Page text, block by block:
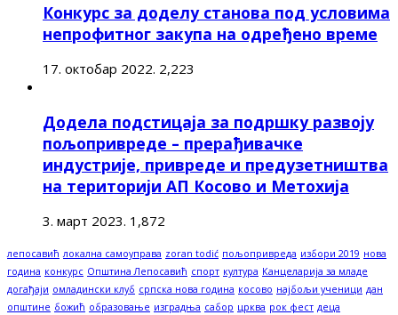
Конкурс за доделу станова под условима
непрофитног закупа на одређено време
17. октобар 2022. 2,223
Додела подстицаја за подршку развоју
пољопривреде – прерађивачке
индустрије, привреде и предузетништва
на територији АП Косово и Метохија
3. март 2023. 1,872
лепосавић локална самоуправа zoran todić пољопривреда избори 2019 нова
година конкурс Општина Лепосавић спорт култура Канцеларија за младе
догађаји омладински клуб српска нова година косово најбољи ученици дан
општине божић образовање изградња сабор црква рок фест деца